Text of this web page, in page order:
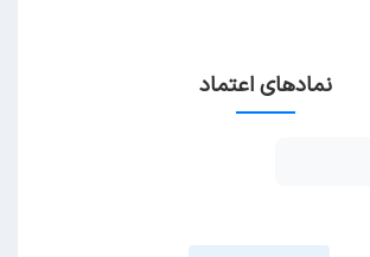
نمادهای اعتماد